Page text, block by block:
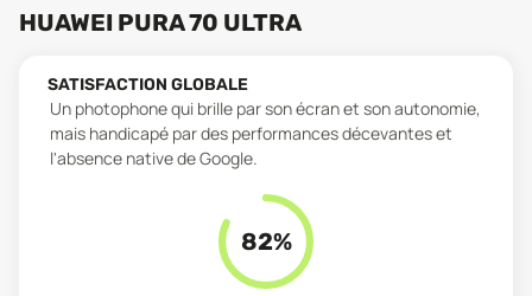
HUAWEI PURA 70 ULTRA
SATISFACTION GLOBALE
Un photophone qui brille par son écran et son autonomie,
mais handicapé par des performances décevantes et
l'absence native de Google.
82%